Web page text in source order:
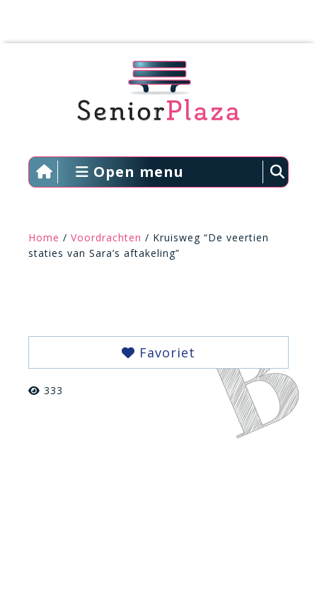
Open menu
Home / Voordrachten / Kruisweg “De veertien
staties van Sara’s aftakeling”
Favoriet
333